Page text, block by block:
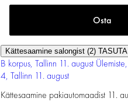
Kättesaamine salongist (2) TASUTA
B korpus, Tallinn 11. august
4, Tallinn 11. august
Kättesaamine pakiautomaadist 11.